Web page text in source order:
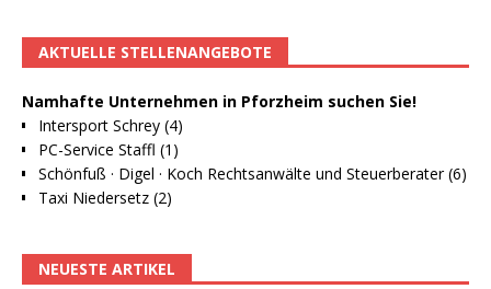
AKTUELLE STELLENANGEBOTE
Namhafte Unternehmen in Pforzheim suchen Sie!
Intersport Schrey (4)
PC-Service Staffl (1)
Schönfuß · Digel · Koch Rechtsanwälte und Steuerberater (6)
Taxi Niedersetz (2)
NEUESTE ARTIKEL